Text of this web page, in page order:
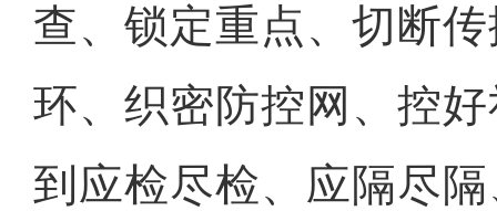
查、锁定重点、切断
环、织密防控网、控
到应检尽检、应隔尽